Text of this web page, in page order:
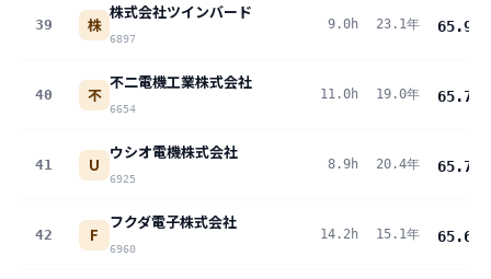
39 株
株式会社ツインバード
6897
9.0h 23.1年 65.9
40 不
不二電機工業株式会社
6654
11.0h 19.0年 65.7
41 U
ウシオ電機株式会社
6925
8.9h 20.4年 65.7
42 F
フクダ電子株式会社
6960
14.2h 15.1年 65.6